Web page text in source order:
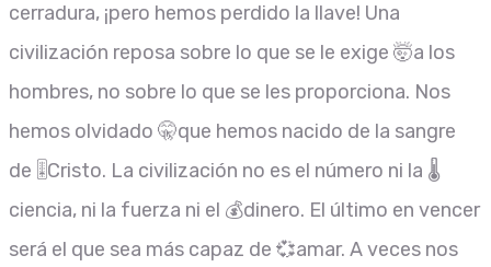
cerradura, ¡pero hemos perdido la llave! Una
civilización reposa sobre lo que se le exige 🤯a los
hombres, no sobre lo que se les proporciona. Nos
hemos olvidado 🤫que hemos nacido de la sangre
de 🎚Cristo. La civilización no es el número ni la 🌡
ciencia, ni la fuerza ni el 💰dinero. El último en vencer
será el que sea más capaz de 💞amar. A veces nos